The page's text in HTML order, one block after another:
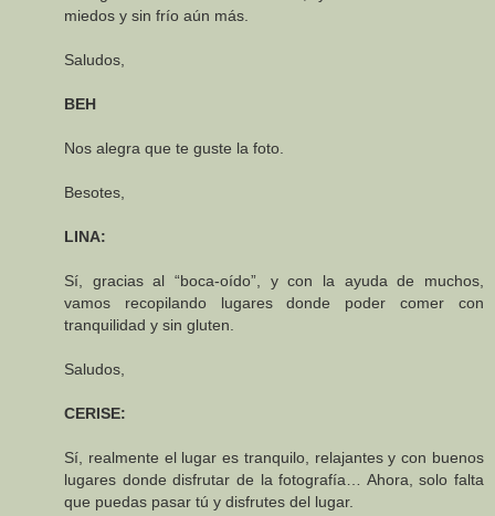
miedos y sin frío aún más.
Saludos,
BEH
Nos alegra que te guste la foto.
Besotes,
LINA:
Sí, gracias al “boca-oído”, y con la ayuda de muchos,
vamos recopilando lugares donde poder comer con
tranquilidad y sin gluten.
Saludos,
CERISE:
Sí, realmente el lugar es tranquilo, relajantes y con buenos
lugares donde disfrutar de la fotografía… Ahora, solo falta
que puedas pasar tú y disfrutes del lugar.